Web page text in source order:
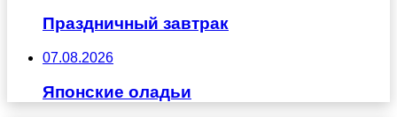
Праздничный завтрак
07.08.2026
Японские оладьи